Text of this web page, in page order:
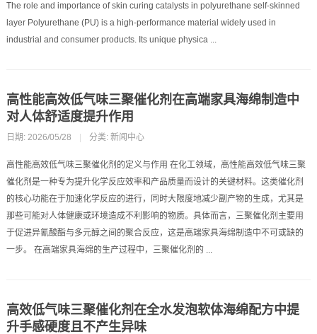
The role and importance of skin curing catalysts in polyurethane self-skinned
layer Polyurethane (PU) is a high-performance material widely used in
industrial and consumer products. Its unique physica ...
高性能高效低气味三聚催化剂在高端家具海绵制造中
对人体舒适度提升作用
日期: 2026/05/28 分类: 新闻中心
高性能高效低气味三聚催化剂的定义与作用 在化工领域，高性能高效低气味三聚
催化剂是一种专为提升化学反应效率和产品质量而设计的关键材料。这类催化剂
的核心功能在于加速化学反应的进行，同时大限度地减少副产物的生成，尤其是
那些可能对人体健康或环境造成不利影响的物质。具体而言，三聚催化剂主要用
于促进异氰酸酯与多元醇之间的聚合反应，这是高端家具海绵制造中不可或缺的
一步。 在高端家具海绵的生产过程中，三聚催化剂的 ...
高效低气味三聚催化剂在全水发泡软体海绵配方中提
升手感硬度且不产生异味